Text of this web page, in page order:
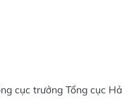
cục trưởng Tổng cục